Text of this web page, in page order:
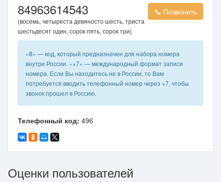
84963614543 📞 Позвонить
(восемь, четыреста девяносто шесть, триста
шестьдесят один, сорок пять, сорок три)
«8» — код, который предназначен для набора номера
внутри России. «+7» — международный формат записи
номера. Если Вы находитесь не в России, то Вам
потребуется вводить телефонный номер через +7, чтобы
звонок прошел в Россию.
Телефонный код: 496
Оценки пользователей